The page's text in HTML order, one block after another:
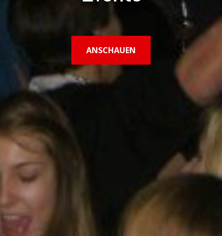
ANSCHAUEN